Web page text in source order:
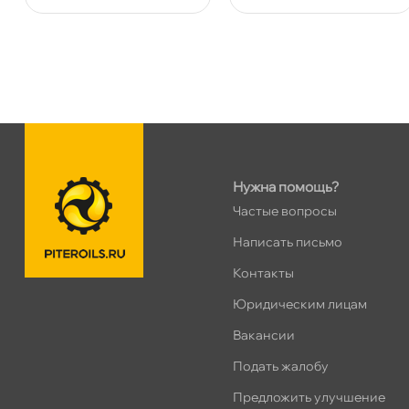
ПН–ВС
Сегодня, бесплатно
Таллинское ш. 159 (Лента)
ПН–ВС10:00 – 21:00
Хасанская 17к1 (Лента)
Нужна помощь?
Частые вопросы
Написать письмо
Контакты
Юридическим лицам
акансии
Подать жалобу
Предложить улучшение